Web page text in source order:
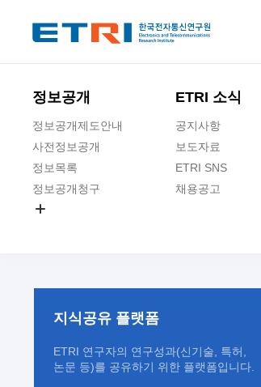
정보공개
정보공개제도안내
사전정보공개
정보목록
정보공개청구
ETRI 소식
공지사항
보도자료
ETRI SNS
채용공고
지식공유 플랫폼
ETRI 연구자의 연구성과(신기술, 특허,
논문 등)를 공유하기 위한 플랫폼입니다.